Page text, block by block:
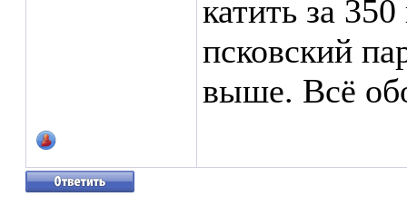
катить за
псковский
выше. Всё